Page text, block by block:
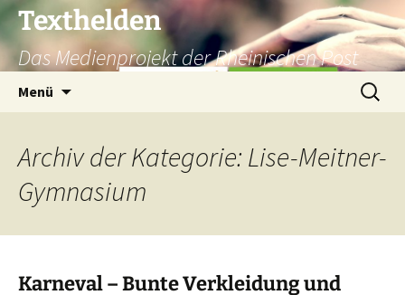
Texthelden
Das Medienprojekt der Rheinischen Post
Menü
Suchen
nach:
Archiv der Kategorie: Lise-Meitner-
Gymnasium
Karneval – Bunte Verkleidung und